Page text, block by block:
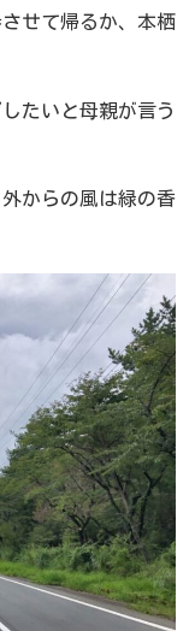
せて帰るか、本栖
たいと母親が言う
からの風は緑の香